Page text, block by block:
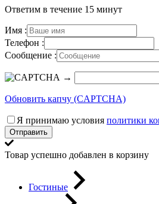
Ответим в течение 15 минут
Имя :
Телефон :
Сообщение :
→
Обновить капчу (CAPTCHA)
Я принимаю условия политики
Отправить
Товар успешно добавлен в корзину
Гостиные